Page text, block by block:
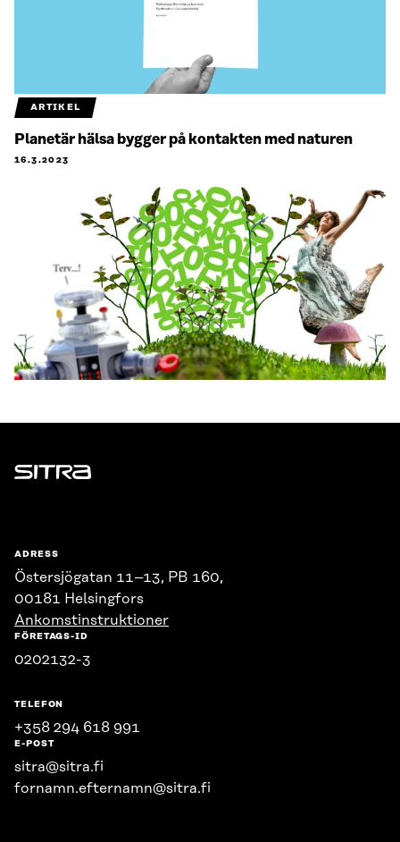
ARTIKEL
Planetär hälsa bygger på kontakten med naturen
16.3.2023
Sitra
ADRESS
Östersjögatan 11–13, PB 160,
00181 Helsingfors
Ankomstinstruktioner
FÖRETAGS-ID
0202132-3
TELEFON
+358 294 618 991
E-POST
sitra@sitra.fi
fornamn.efternamn@sitra.fi